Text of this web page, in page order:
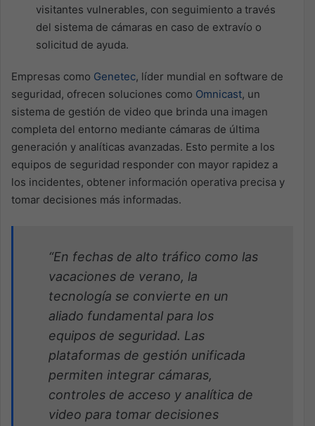
visitantes vulnerables, con seguimiento a través
del sistema de cámaras en caso de extravío o
solicitud de ayuda.
Empresas como Genetec, líder mundial en software de
seguridad, ofrecen soluciones como Omnicast, un
sistema de gestión de video que brinda una imagen
completa del entorno mediante cámaras de última
generación y analíticas avanzadas. Esto permite a los
equipos de seguridad responder con mayor rapidez a
los incidentes, obtener información operativa precisa y
tomar decisiones más informadas.
“En fechas de alto tráfico como las
vacaciones de verano, la
tecnología se convierte en un
aliado fundamental para los
equipos de seguridad. Las
plataformas de gestión unificada
permiten integrar cámaras,
controles de acceso y analítica de
video para tomar decisiones